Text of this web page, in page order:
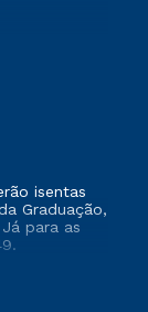
isentas
Graduação,
para as